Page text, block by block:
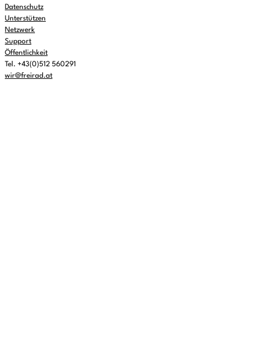
Datenschutz
Unterstützen
Netzwerk
Support
Öffentlichkeit
Tel. +43(0)512 560291
wir@freirad.at